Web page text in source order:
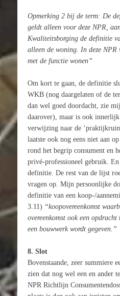
Opmerking 2 bij de term: De
geldt alleen voor deze NPR,
Kwaliteitsborging de definitie
alleen de woning. In deze NPR
met de functie wonen”
Om kort te gaan, de definitie
WKB (nog daargelaten of de
dan wel goed doordacht, zie
daarover), maar is ook
verwijzing naar de
laatste ook nog eens niet aan
rond het begrip consument en
privé-professioneel gebruik.
definitie. De rest van de lijst
vragen op. Mijn persoonlijke
definitie van een koop-/
3.11) “koopovereenkomst
overeenkomst ook een
een bouwwerk wordt gegeven.”
8. Slot
Bovenstaande, zeer summiere
zien dat nog wel een en ander
NPR Richtlijn